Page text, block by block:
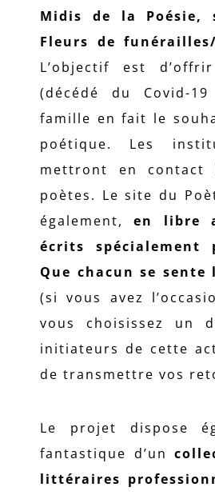
Midis de la
Fleurs de
L’objectif est
(décédé du Covid-
famille en fait le
poétique. Les
mettront en
poètes. Le site du
également,en libre
écrits
Que chacun se
(si vous avez
vous choisissez un
initiateurs de cette
de transmettre vos
Le projet dispose
fantastique d’un
littéraires